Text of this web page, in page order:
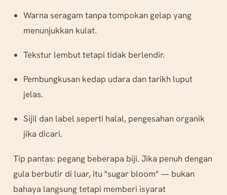
Warna seragam tanpa tompokan gelap yang
menunjukkan kulat.
Tekstur lembut tetapi tidak berlendir.
Pembungkusan kedap udara dan tarikh luput
jelas.
Sijil dan label seperti halal, pengesahan organik
jika dicari.
Tip pantas: pegang beberapa biji. Jika penuh dengan
gula berbutir di luar, itu "sugar bloom" — bukan
bahaya langsung tetapi memberi isyarat